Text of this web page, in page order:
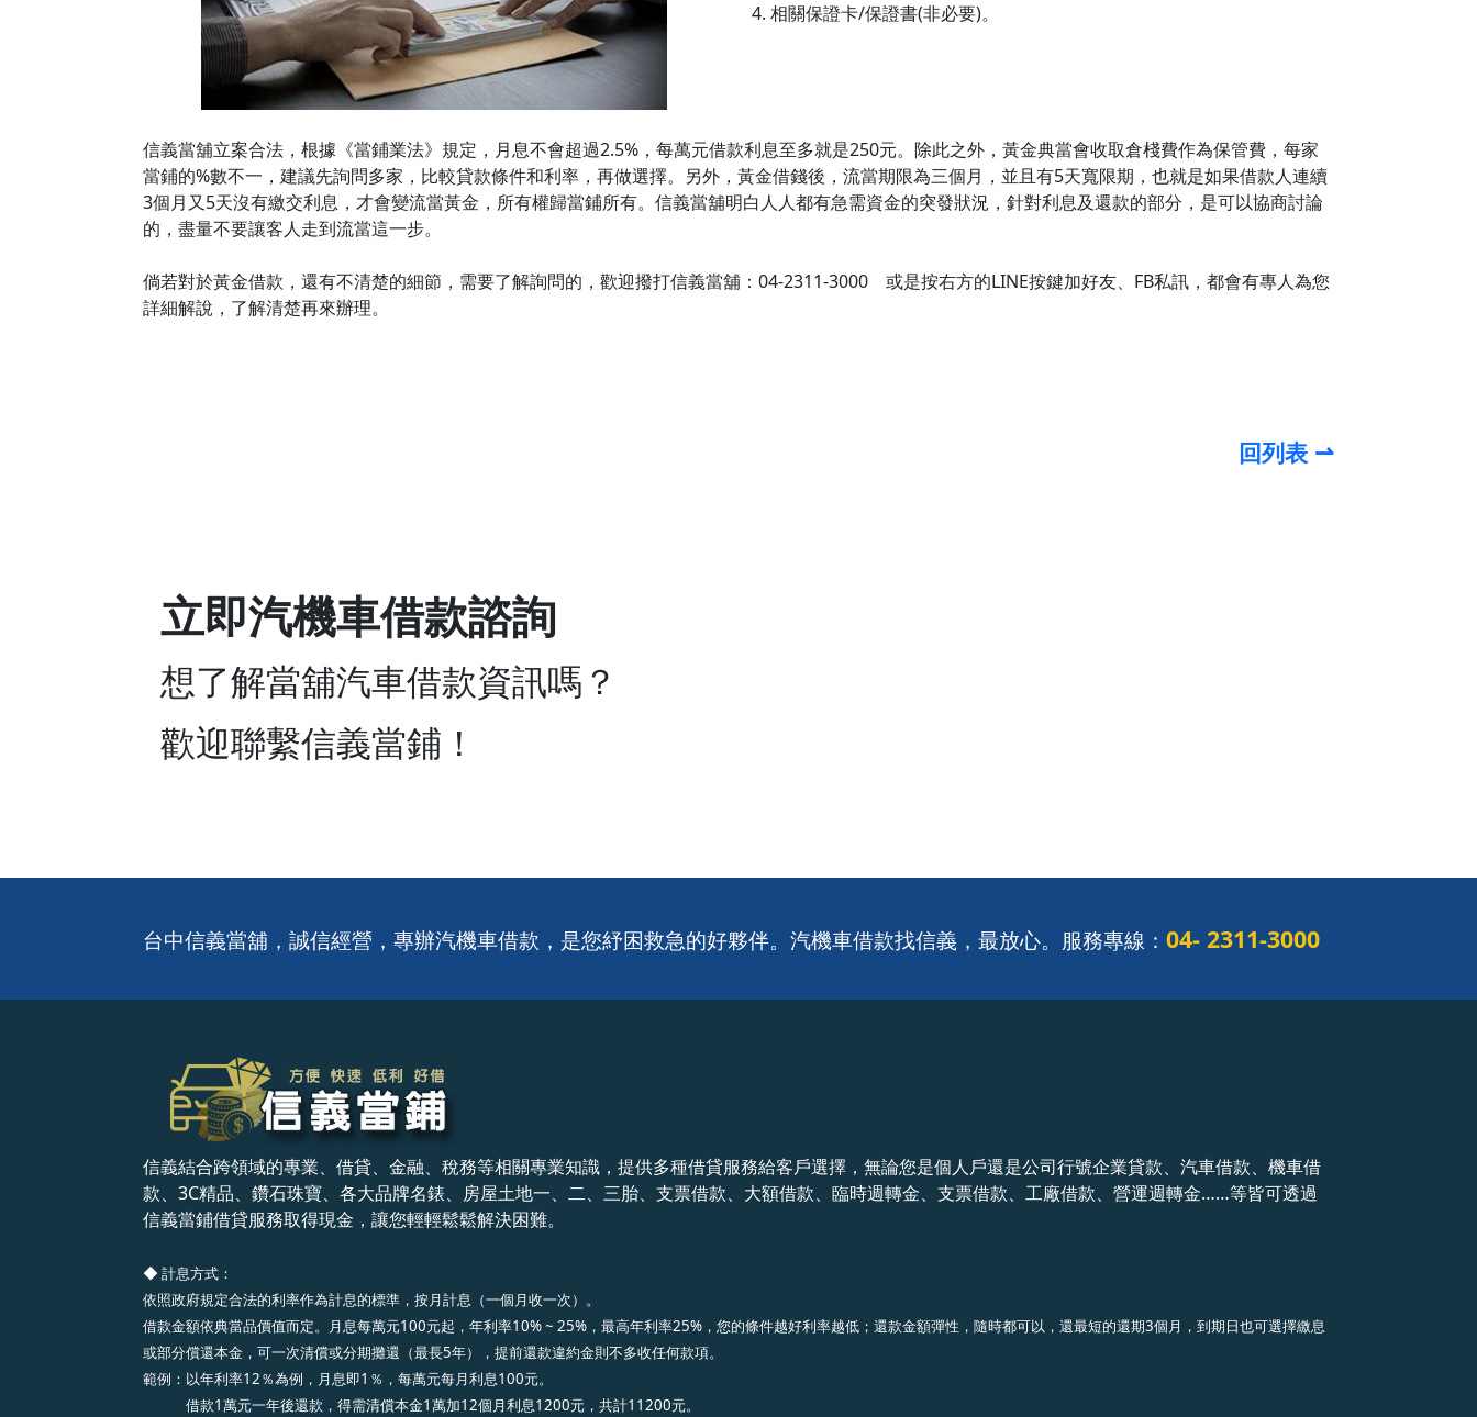
4. 相關保證卡/保證書(非必要)。
信義當舖立案合法，根據《當鋪業法》規定，月息不會超過2.5%，每萬元借款利息至多就是250元。除此之外，黃金典當會收取倉棧費作為保管費，每家
當鋪的%數不一，建議先詢問多家，比較貸款條件和利率，再做選擇。另外，黃金借錢後，流當期限為三個月，並且有5天寬限期，也就是如果借款人連續
3個月又5天沒有繳交利息，才會變流當黃金，所有權歸當鋪所有。信義當舖明白人人都有急需資金的突發狀況，針對利息及還款的部分，是可以協商討論
的，盡量不要讓客人走到流當這一步。
倘若對於黃金借款，還有不清楚的細節，需要了解詢問的，歡迎撥打信義當舖：04-2311-3000 或是按右方的LINE按鍵加好友、FB私訊，都會有專人為您
詳細解說，了解清楚再來辦理。
回列表 ⇀
立即汽機車借款諮詢
想了解當舖汽車借款資訊嗎？
歡迎聯繫信義當鋪！
台中信義當舖，誠信經營，專辦汽機車借款，是您紓困救急的好夥伴。 汽機車借款找信義，最放心。服務專線： 04- 2311-3000
信義結合跨領域的專業、借貸、金融、稅務等相關專業知識，提供多種借貸服務給客戶選擇，無論您是個人戶還是公司行號企業貸款、汽車借款、機車借
款、3C精品、鑽石珠寶、各大品牌名錶、房屋土地一、二、三胎、支票借款、大額借款、臨時週轉金、支票借款、工廠借款、營運週轉金……等皆可透過
信義當鋪借貸服務取得現金，讓您輕輕鬆鬆解決困難。
◆ 計息方式：
依照政府規定合法的利率作為計息的標準，按月計息（一個月收一次）。
借款金額依典當品價值而定。月息每萬元100元起，年利率10% ~ 25%，最高年利率25%，您的條件越好利率越低；還款金額彈性，隨時都可以，還最短的還期3個月，到期日也可選擇繳息
或部分償還本金，可一次清償或分期攤還（最長5年），提前還款違約金則不多收任何款項。
範例：以年利率12％為例，月息即1％，每萬元每月利息100元。
借款1萬元一年後還款，得需清償本金1萬加12個月利息1200元，共計11200元。